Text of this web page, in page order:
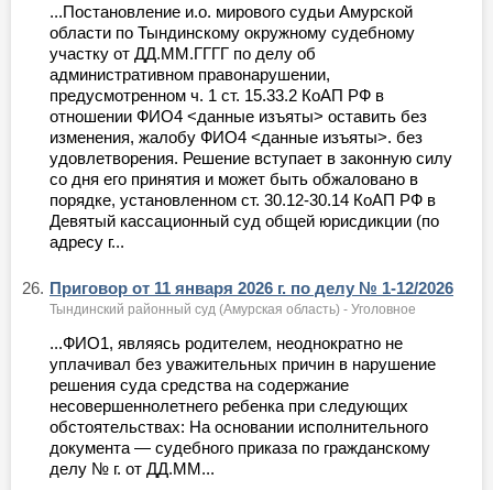
...Постановление и.о. мирового судьи Амурской
области по Тындинскому окружному судебному
участку от ДД.ММ.ГГГГ по делу об
административном правонарушении,
предусмотренном ч. 1 ст. 15.33.2 КоАП РФ в
отношении ФИО4 <данные изъяты> оставить без
изменения, жалобу ФИО4 <данные изъяты>. без
удовлетворения. Решение вступает в законную силу
со дня его принятия и может быть обжаловано в
порядке, установленном ст. 30.12-30.14 КоАП РФ в
Девятый кассационный суд общей юрисдикции (по
адресу г...
26. Приговор от 11 января 2026 г. по делу № 1-12/2026
Тындинский районный суд (Амурская область) - Уголовное
...ФИО1, являясь родителем, неоднократно не
уплачивал без уважительных причин в нарушение
решения суда средства на содержание
несовершеннолетнего ребенка при следующих
обстоятельствах: На основании исполнительного
документа — судебного приказа по гражданскому
делу № г. от ДД.ММ...